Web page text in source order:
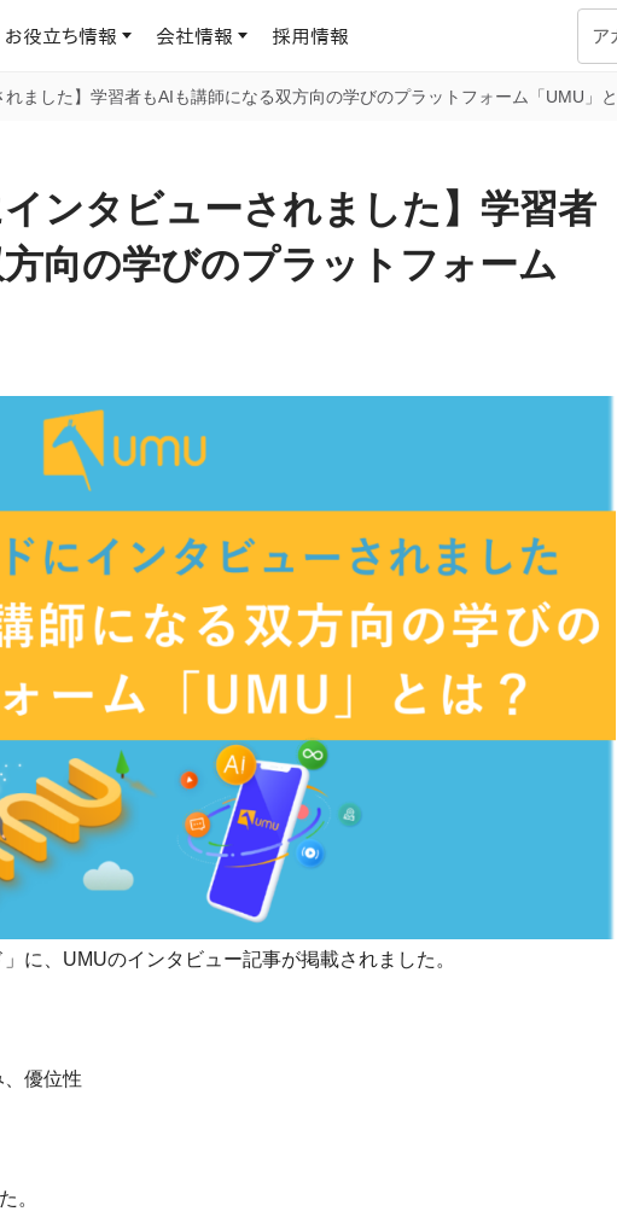
AIロープレ
学習の科学に基づくAIロープレで、
現場スキルを再現可能な組織成果
へ
ジャーの指導力から、営業担当者
の交渉力強化までを網羅
マネジメント課題を特定。個別フィ
ードバックでスキルを定着
uShow
製品紹介や営業トレーニングといっ
た、重要なビジネスプレゼンに最適
UMU AI課題
AIによる個別フィードバックで練習
の質を飛躍的に高め、スキルアップ
を実現
AIバーチャル講師の動画をワンクリ
uAsk
UMU AIジェスチャー課題
ラーニングプラットフォーム
データセンター
ラーニングサークル
でご紹介し
想や喜びの
覧いただけ
お役立ち情報
料でご提
情報をお届
で導入で
専門家がAIや組織開発を深掘り解説する、実践に役
す
よくある質問
会社情報
報
採用情報 ア
れました】学習者もAIも講師になる双方向の学びのプラットフォーム「UMU」
インタビューされました】学習者
向の学びのプラットフォーム
に、UMUのインタビュー記事が掲載されました。
、優位性
。